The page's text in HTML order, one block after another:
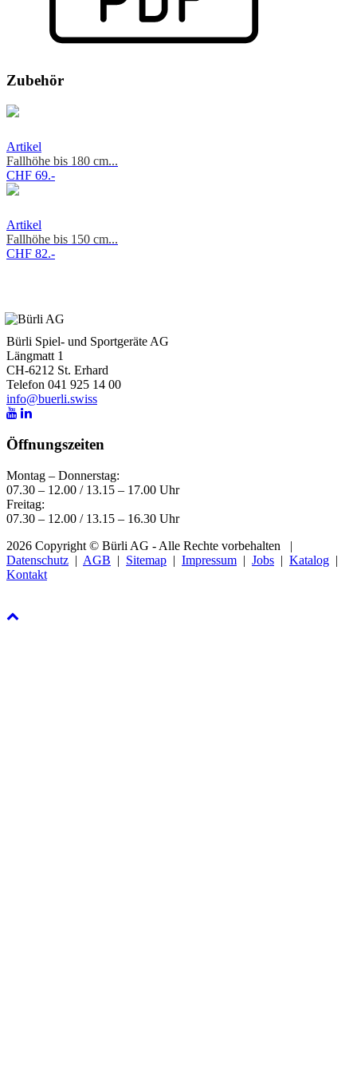
Zubehör
Artikel
Fallhöhe bis 180 cm...
CHF 69.-
Artikel
Fallhöhe bis 150 cm...
CHF 82.-
Bürli Spiel- und Sportgeräte AG
Längmatt 1
CH-6212 St. Erhard
Telefon 041 925 14 00
info@buerli.swiss
Öffnungszeiten
Montag – Donnerstag:
07.30 – 12.00 / 13.15 – 17.00 Uhr
Freitag:
07.30 – 12.00 / 13.15 – 16.30 Uhr
2026 Copyright © Bürli AG - Alle Rechte vorbehalten |
Datenschutz | AGB | Sitemap | Impressum | Jobs | Katalog |
Kontakt